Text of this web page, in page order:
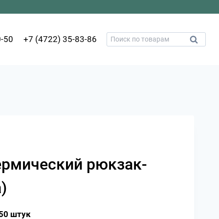
50 +7 (4722) 35-83-86 Искать: Поиск
рюкзак-
штук